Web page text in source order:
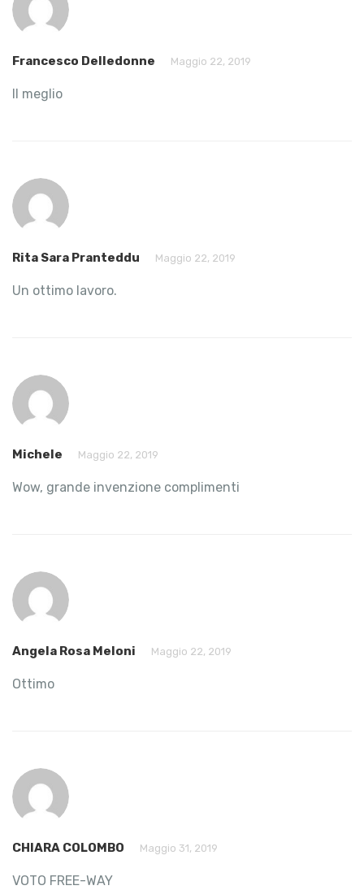
Francesco Delledonne Maggio 22, 2019
Il meglio
Rita Sara Pranteddu Maggio 22, 2019
Un ottimo lavoro.
Michele Maggio 22, 2019
Wow, grande invenzione complimenti
Angela Rosa Meloni Maggio 22, 2019
Ottimo
CHIARA COLOMBO Maggio 31, 2019
VOTO FREE-WAY